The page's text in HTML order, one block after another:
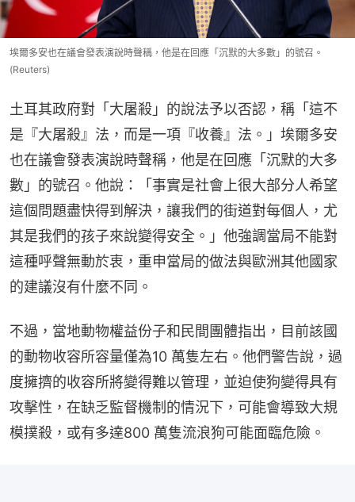
埃爾多安也在議會發表演說時聲稱，他是在回應「沉默的大多數」的號召。
(Reuters)
土耳其政府對「大屠殺」的說法予以否認，稱「這不
是『大屠殺』法，而是一項『收養』法。」埃爾多安
也在議會發表演說時聲稱，他是在回應「沉默的大多
數」的號召。他說：「事實是社會上很大部分人希望
這個問題盡快得到解決，讓我們的街道對每個人，尤
其是我們的孩子來說變得安全。」他強調當局不能對
這種呼聲無動於衷，重申當局的做法與歐洲其他國家
的建議沒有什麼不同。
不過，當地動物權益份子和民間團體指出，目前該國
的動物收容所容量僅為10 萬隻左右。他們警告說，過
度擁擠的收容所將變得難以管理，並迫使狗變得具有
攻擊性，在缺乏監督機制的情況下，可能會導致大規
模撲殺，或有多達800 萬隻流浪狗可能面臨危險。